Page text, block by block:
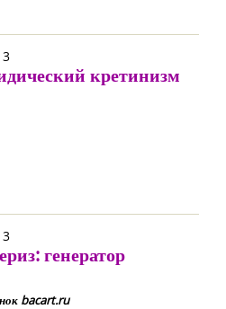
кретинизм
генератор
bacart.ru